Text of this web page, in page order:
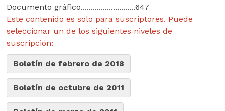
Documento gráfico...........................647
Este contenido es solo para suscriptores. Puede
seleccionar un de los siguientes niveles de
suscripción:
Boletín de febrero de 2018
Boletín de octubre de 2011